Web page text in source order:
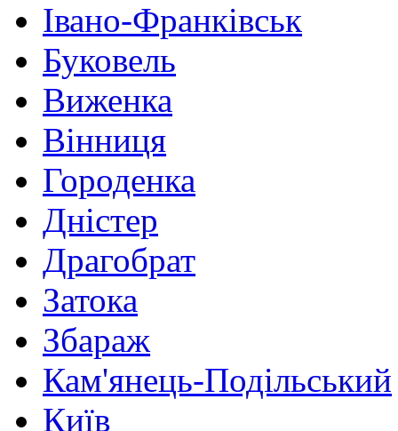
Івано-Франківськ
Буковель
Виженка
Вінниця
Городенка
Дністер
Драгобрат
Затока
Збараж
Кам'янець-Подільський
Київ